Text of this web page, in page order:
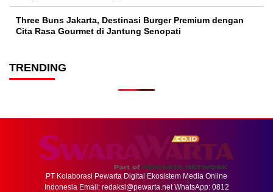
Three Buns Jakarta, Destinasi Burger Premium dengan
Cita Rasa Gourmet di Jantung Senopati
TRENDING
PT Kolaborasi Pewarta Digital Ekosistem Media Online
Indonesia Email: redaksi@pewarta.netWhatsApp: 0812